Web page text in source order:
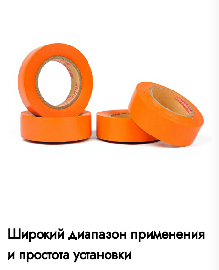
Широкий диапазон применения
и простота установки